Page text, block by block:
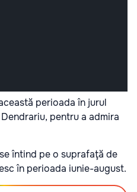
perioada în jurul
pentru a admira
întind pe o suprafaţă de
în perioada iunie-august.